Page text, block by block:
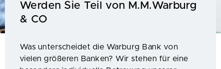
Werden Sie Teil von M.M.Warburg
& CO
Was unterscheidet die Warburg Bank von
vielen größeren Banken? Wir stehen für eine